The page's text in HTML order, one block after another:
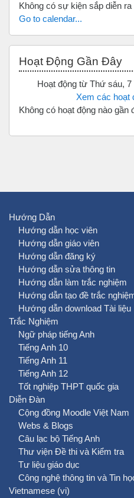
Không có sự kiện sắp diễn ra
Go to calendar...
Hoạt Động Gần Đây
Hoạt động từ Thứ sáu, 7
Xem các hoạt
Không có hoạt động nào gần
Hướng Dẫn
Hướng dẫn học viên
Hướng dẫn giáo viên
Hướng dẫn đăng ký
Hướng dẫn sửa thông tin
Hướng dẫn làm trắc nghiệm
Hướng dẫn tạo đề trắc
Hướng dẫn download Tài liệu
Trắc Nghiệm
Ngữ pháp tiếng Anh
Tiếng Anh 10
Tiếng Anh 11
Tiếng Anh 12
Tốt nghiệp THPT quốc gia
Diễn Đàn
Cộng đồng Moodle Việt Nam
Webs & Blogs
Câu lạc bộ Tiếng Anh
Thư viện Đề thi và Kiểm tra
Tư liệu giáo dục
Công nghệ thông tin và Tin
Vietnamese ‎(vi)‎